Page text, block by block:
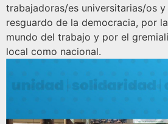
trabajadoras/es universitarias/os
resguardo de la democracia, por
mundo del trabajo y por el
local como nacional.